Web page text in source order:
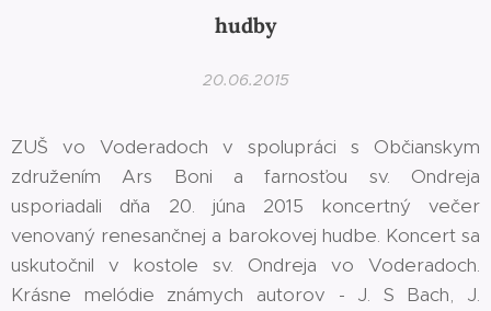
hudby
20.06.2015
ZUŠ vo Voderadoch v spolupráci s Občianskym
združením Ars Boni a farnosťou sv. Ondreja
usporiadali dňa 20. júna 2015 koncertný večer
venovaný renesančnej a barokovej hudbe. Koncert sa
uskutočnil v kostole sv. Ondreja vo Voderadoch.
Krásne melódie známych autorov - J. S Bach, J.